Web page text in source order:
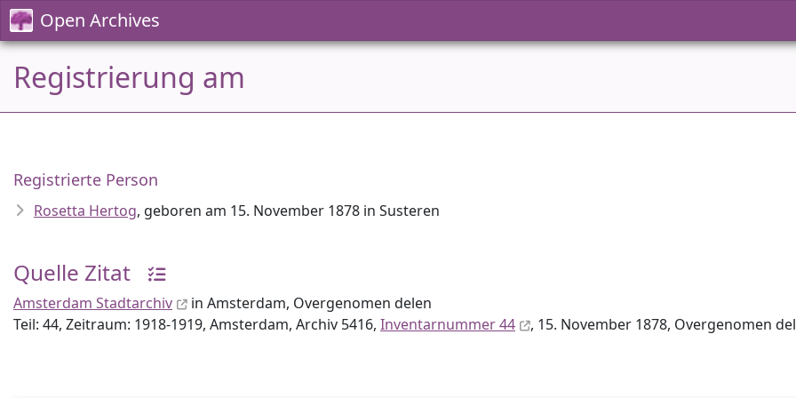
Open Archives
Registrierung am
Registrierte Person
Rosetta Hertog, geboren am 15. November 1878 in Susteren
Quelle Zitat
Amsterdam Stadtarchiv
in Amsterdam, Overgenomen delen
Teil: 44, Zeitraum: 1918-1919, Amsterdam, Archiv 5416, Inventar­nummer 44 , 15. November 1878, Overgenomen